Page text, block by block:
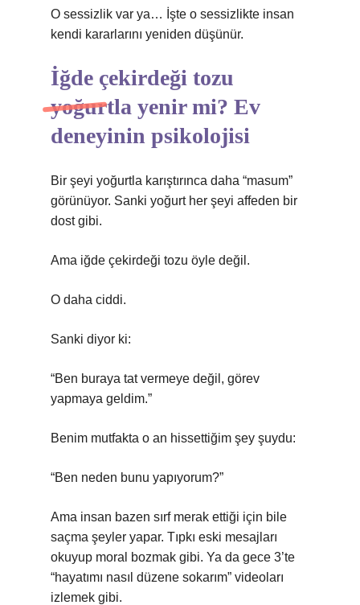
O sessizlik var ya… İşte o sessizlikte insan
kendi kararlarını yeniden düşünür.
İğde çekirdeği tozu
yoğurtla yenir mi? Ev
deneyinin psikolojisi
Bir şeyi yoğurtla karıştırınca daha “masum”
görünüyor. Sanki yoğurt her şeyi affeden bir
dost gibi.
Ama iğde çekirdeği tozu öyle değil.
O daha ciddi.
Sanki diyor ki:
“Ben buraya tat vermeye değil, görev
yapmaya geldim.”
Benim mutfakta o an hissettiğim şey şuydu:
“Ben neden bunu yapıyorum?”
Ama insan bazen sırf merak ettiği için bile
saçma şeyler yapar. Tıpkı eski mesajları
okuyup moral bozmak gibi. Ya da gece 3’te
“hayatımı nasıl düzene sokarım” videoları
izlemek gibi.